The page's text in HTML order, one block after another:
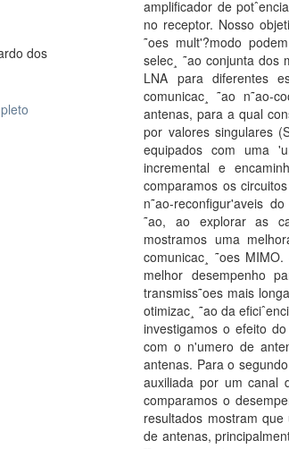
dos
amplificador de
no receptor. Nosso
˜oes mult'?modo
selec¸ ˜ao conjunta dos
LNA para diferentes
comunicac¸ ˜ao n˜ao-
antenas, para a qual
por valores singulares
equipados com uma
incremental e
comparamos os
n˜ao-reconfigur'aveis
˜ao, ao explorar as
mostramos uma
comunicac¸ ˜oes
melhor desempenho
transmiss˜oes mais
otimizac¸ ˜ao da
investigamos o efeito
com o n'umero de
antenas. Para o
auxiliada por um canal
comparamos o
resultados mostram
de antenas,